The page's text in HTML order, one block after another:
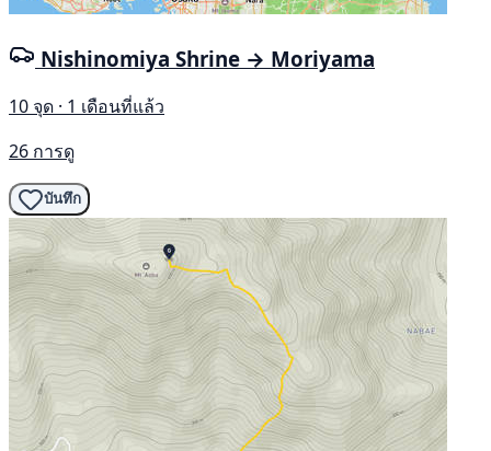
Nishinomiya Shrine → Moriyama
10 จุด · 1 เดือนที่แล้ว
26 การดู
บันทึก